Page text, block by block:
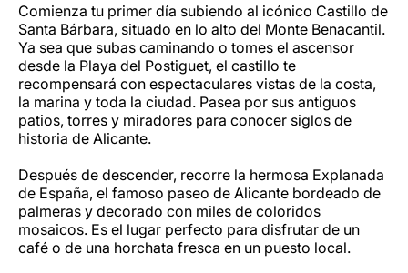
Comienza tu primer día subiendo al icónico Castillo de
Santa Bárbara, situado en lo alto del Monte Benacantil.
Ya sea que subas caminando o tomes el ascensor
desde la Playa del Postiguet, el castillo te
recompensará con espectaculares vistas de la costa,
la marina y toda la ciudad. Pasea por sus antiguos
patios, torres y miradores para conocer siglos de
historia de Alicante.
Después de descender, recorre la hermosa Explanada
de España, el famoso paseo de Alicante bordeado de
palmeras y decorado con miles de coloridos
mosaicos. Es el lugar perfecto para disfrutar de un
café o de una horchata fresca en un puesto local.